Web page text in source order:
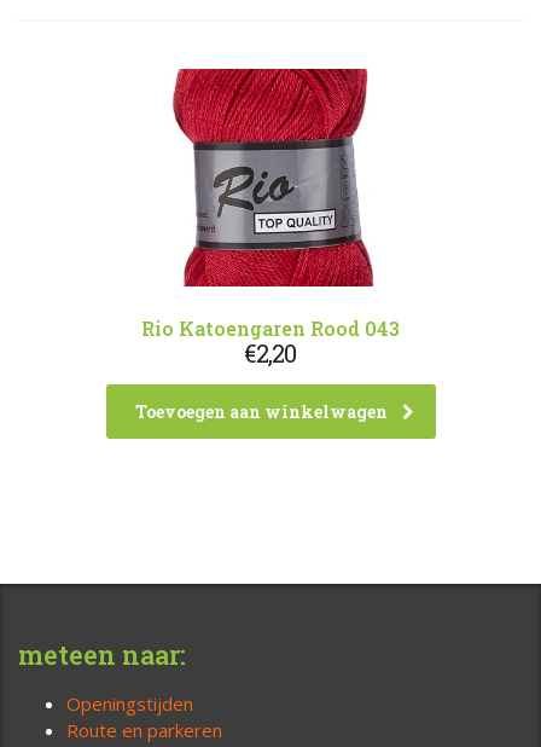
Rio Katoengaren Rood 043
€2,20
Toevoegen aan winkelwagen
meteen naar:
Openingstijden
Route en parkeren